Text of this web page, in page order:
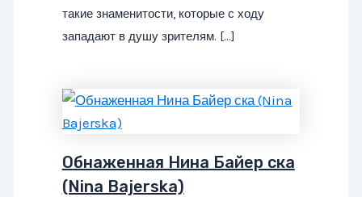
такие знаменитости, которые с ходу
западают в душу зрителям. […]
Обнаженная Нина Байер ска
(Nina Bajerska)